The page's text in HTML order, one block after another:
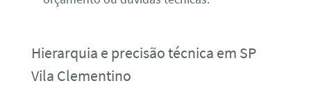
Hierarquia e precisão técnica em SP
Vila Clementino